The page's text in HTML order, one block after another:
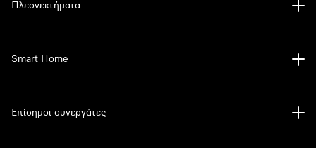
Πλεονεκτήματα
Smart Home
Επίσημοι συνεργάτες